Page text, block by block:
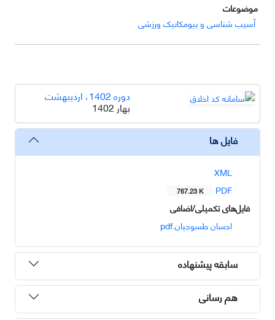
موضوعات
آسیب شناسی و بیومکانیک ورزشی
دوره 1402، اردیبهشت
بهار 1402
فایل ها
XML
PDF
767.23 K
فایل‌های تکمیلی/اضافی
احسان طسوجیان.pdf
سابقه پیشنهاده
هم رسانی